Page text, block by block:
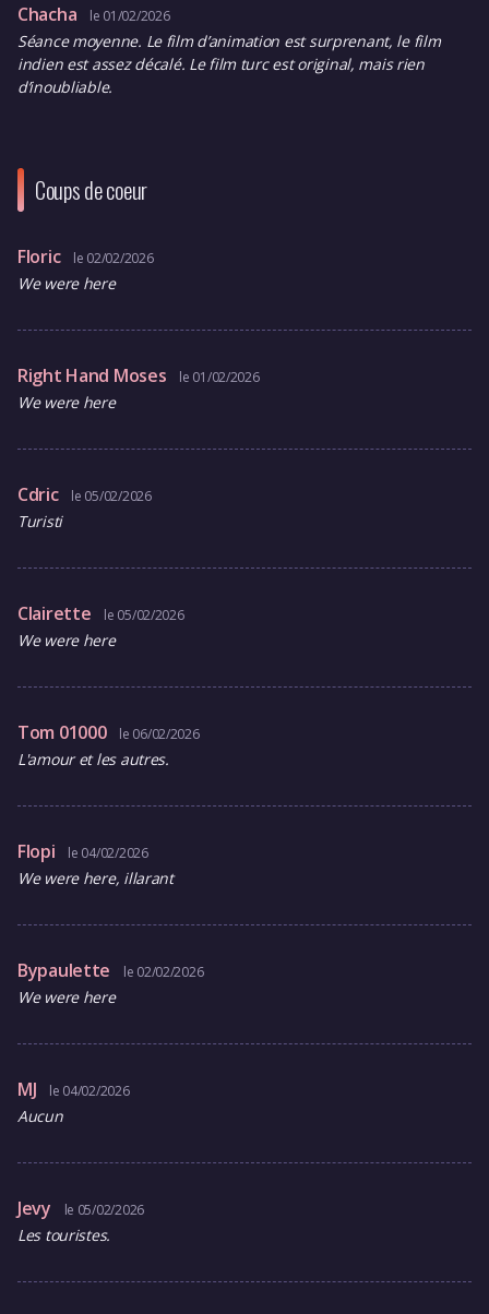
Chacha le 01/02/2026
Séance moyenne. Le film d’animation est surprenant, le film
indien est assez décalé. Le film turc est original, mais rien
d’inoubliable.
Coups de coeur
Floric le 02/02/2026
We were here
Right Hand Moses le 01/02/2026
We were here
Cdric le 05/02/2026
Turisti
Clairette le 05/02/2026
We were here
Tom 01000 le 06/02/2026
L'amour et les autres.
Flopi le 04/02/2026
We were here, illarant
Bypaulette le 02/02/2026
We were here
MJ le 04/02/2026
Aucun
Jevy le 05/02/2026
Les touristes.